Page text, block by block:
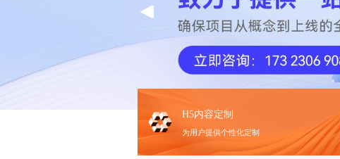
H5内容定制
为用户提供个性化定制